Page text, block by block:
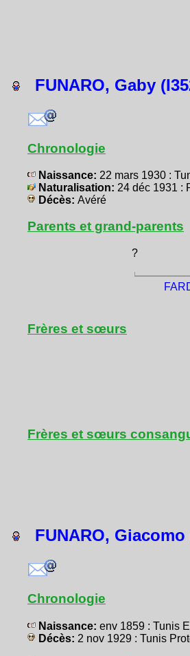
FUNARO, Gaby
Chronologie
Naissance: 22 mars 1930 :
Naturalisation: 24 déc 1931 :
Décès: Avéré
Parents et grand-parents
?
Frères et sœurs
Frères et sœurs
FUNARO, Giacomo
Chronologie
Naissance: env 1859 : Tunis
Décès: 2 nov 1929 : Tunis